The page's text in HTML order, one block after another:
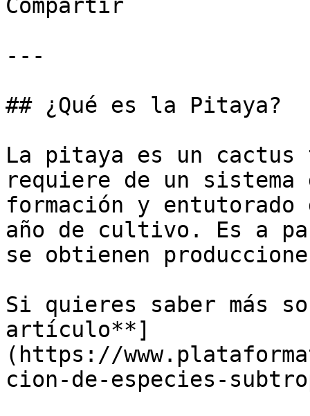
Compartir
---
## ¿Qué es la Pitaya?
La pitaya es un
requiere de un sistema
formación y
año de cultivo. Es a
se obtienen
Si quieres saber más
artículo**]
(https://
cion-de-especies-